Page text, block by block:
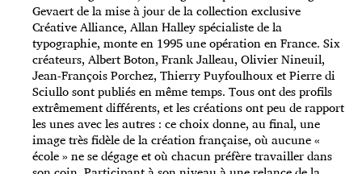
Gevaert de la mise à jour de la collection exclusive
Créative Alliance, Allan Halley spécialiste de la
typographie, monte en 1995 une opération en France. Six
créateurs, Albert Boton, Frank Jalleau, Olivier Nineuil,
Jean-François Porchez, Thierry Puyfoulhoux et Pierre di
Sciullo sont publiés en même temps. Tous ont des profils
extrêmement différents, et les créations ont peu de rapport
les unes avec les autres : ce choix donne, au final, une
image très fidèle de la création française, où aucune «
école » ne se dégage et où chacun préfère travailler dans